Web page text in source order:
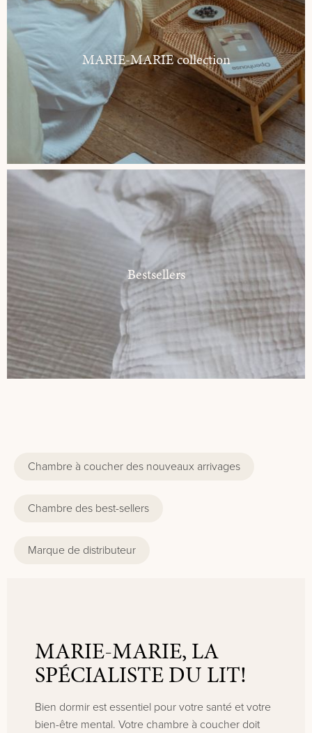
MARIE-MARIE collection
Bestsellers
Chambre à coucher des nouveaux arrivages
Chambre des best-sellers
Marque de distributeur
MARIE-MARIE, LA
SPÉCIALISTE DU LIT!
Bien dormir est essentiel pour votre santé et votre
bien-être mental. Votre chambre à coucher doit